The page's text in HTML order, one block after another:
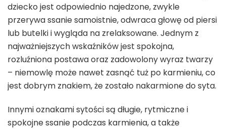
dziecko jest odpowiednio najedzone, zwykle
przerywa ssanie samoistnie, odwraca głowę od piersi
lub butelki i wygląda na zrelaksowane. Jednym z
najważniejszych wskaźników jest spokojna,
rozluźniona postawa oraz zadowolony wyraz twarzy
– niemowlę może nawet zasnąć tuż po karmieniu, co
jest dobrym znakiem, że zostało nakarmione do syta.
Innymi oznakami sytości są długie, rytmiczne i
spokojne ssanie podczas karmienia, a także